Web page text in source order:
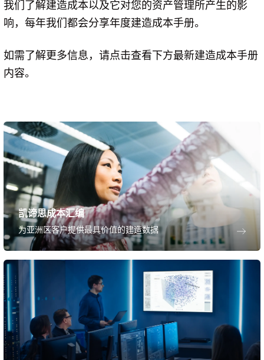
我们了解建造成本以及它对您的资产管理所产生的影
响，每年我们都会分享年度建造成本手册。
如需了解更多信息，请点击查看下方最新建造成本手册
内容。
凯谛思成本汇编
为亚洲区客户提供最具价值的建造数据